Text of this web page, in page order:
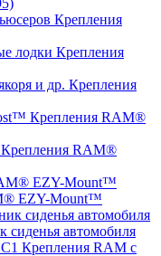
Крепления
Крепления
Крепления
Крепления RAM®
Крепления RAM®
EZY-Mount™
сиденья автомобиля
Крепления RAM с